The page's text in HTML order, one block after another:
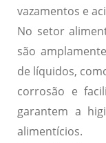
vazamentos e
No setor
são
de líquidos,
corrosão e
garantem a
alimentícios.